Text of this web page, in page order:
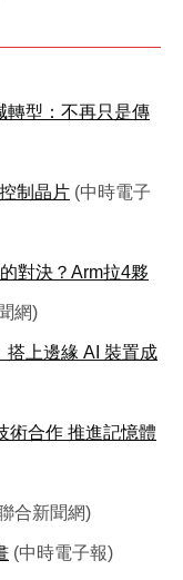
轉型：不再只是傳
制晶片 (中時電子
對決？Arm拉4夥
網)
搭上邊緣 AI 裝置成
術合作 推進記憶體
合新聞網)
(中時電子報)